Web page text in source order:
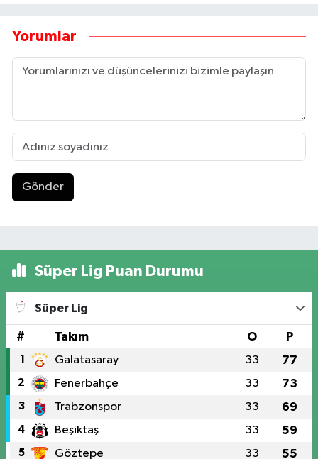
Yorumlar
Gönder
Süper Lig Puan Durumu
Süper Lig
# Takım O P
1 Galatasaray 33 77
2 Fenerbahçe 33 73
3 Trabzonspor 33 69
4 Beşiktaş 33 59
5 Göztepe 33 55